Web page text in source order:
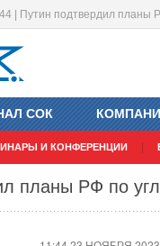
| Путин подтвердил планы
И КОНФЕРЕНЦИИ
СОК
планы РФ по
натрий-
11:41 23 НОЯБРЯ 2023
солнечные
12:11 22 НОЯБРЯ 2023